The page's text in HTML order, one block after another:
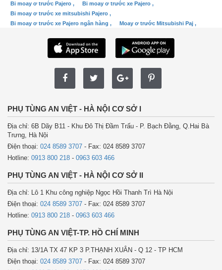
Bi moay ơ trước Pajero ,
Bi moay ơ trước xe Pajero ,
Bi moay ơ trước xe mitsubishi Pajero ,
Bi moay ơ trước xe Pajero ngân hàng ,
Moay ơ trước Mitsubishi Paj ,
PHỤ TÙNG AN VIỆT - HÀ NỘI CƠ SỞ I
Địa chỉ: 6B Dãy B11 - Khu Đô Thị Đầm Trấu - P. Bạch Đằng, Q.Hai Bà
Trưng, Hà Nội
Điện thoại: 024 8589 3707 - Fax: 024 8589 3707
Hotline: 0913 800 218 - 0963 603 466
PHỤ TÙNG AN VIỆT - HÀ NỘI CƠ SỞ II
Địa chỉ: Lô 1 Khu công nghiệp Ngọc Hồi Thanh Trì Hà Nội
Điện thoại: 024 8589 3707 - Fax: 024 8589 3707
Hotline: 0913 800 218 - 0963 603 466
PHỤ TÙNG AN VIỆT-TP. HỒ CHÍ MINH
Địa chỉ: 13/1A TX 47 KP 3 P.THẠNH XUÂN - Q 12 - TP HCM
Điện thoại: 024 8589 3707 - Fax: 024 8589 3707